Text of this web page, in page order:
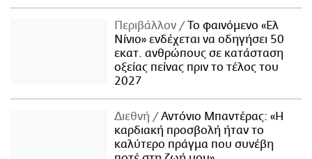
Περιβάλλον
Το φαινόμενο «Ελ
Νίνιο» ενδέχεται να οδηγήσει 50
εκατ. ανθρώπους σε κατάσταση
οξείας πείνας πριν το τέλος του
2027
Διεθνή
Αντόνιο Μπαντέρας: «Η
καρδιακή προσβολή ήταν το
καλύτερο πράγμα που συνέβη